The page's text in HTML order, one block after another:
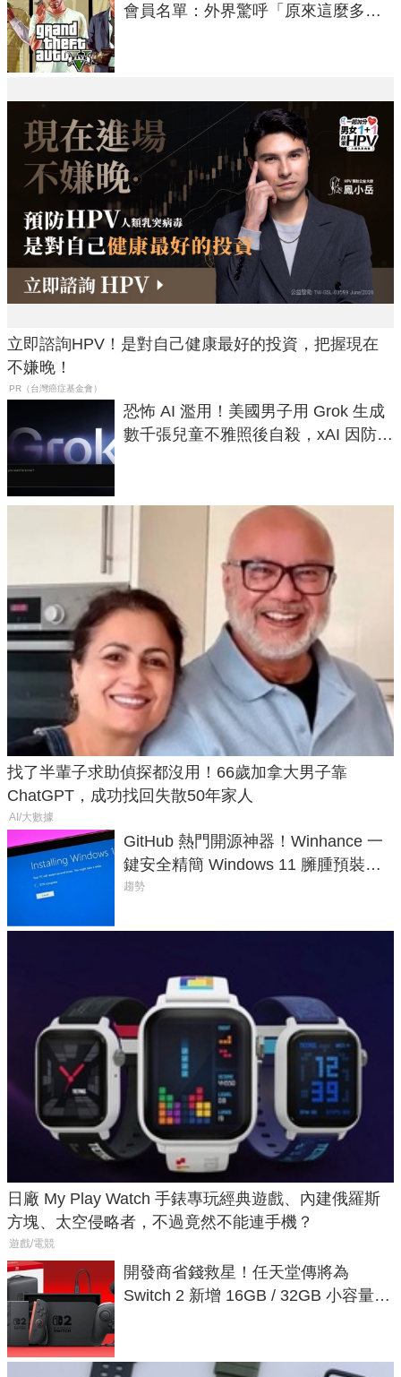
會員名單：外界驚呼「原來這麼多人
立即諮詢HPV！是對自己健康最好的投資，把握現在
不嫌晚！
PR（台灣癌症基金會）
恐怖 AI 濫用！美國男子用 Grok 生成
數千張兒童不雅照後自殺，xAI 因防護
找了半輩子求助偵探都沒用！66歲加拿大男子靠
ChatGPT，成功找回失散50年家人
AI/大數據
GitHub 熱門開源神器！Winhance 一
鍵安全精簡 Windows 11 臃腫預裝軟
體與後台追蹤
趨勢
日廠 My Play Watch 手錶專玩經典遊戲、內建俄羅斯
方塊、太空侵略者，不過竟然不能連手機？
遊戲/電競
開發商省錢救星！任天堂傳將為
Switch 2 新增 16GB / 32GB 小容量遊